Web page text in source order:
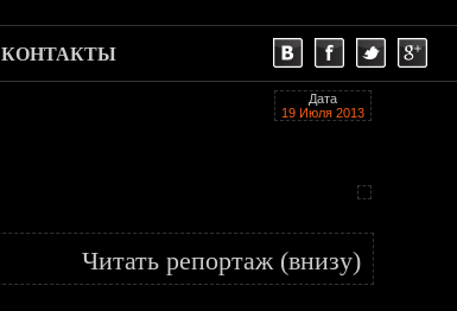
КОНТАКТЫ
Дата
19 Июля 2013
Читать репортаж (внизу)